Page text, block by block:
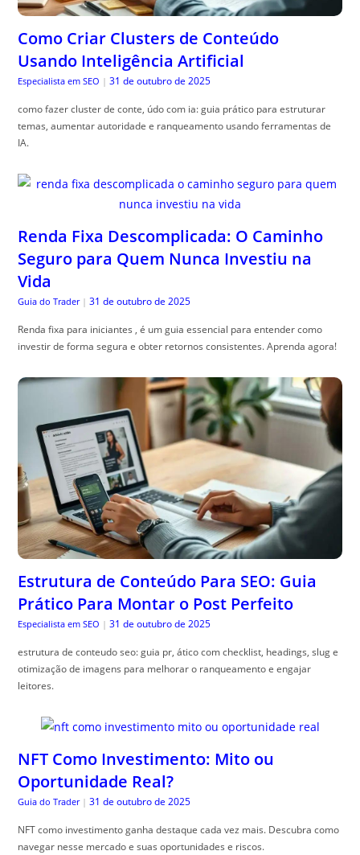
Como Criar Clusters de Conteúdo
Usando Inteligência Artificial
Especialista em SEO | 31 de outubro de 2025
como fazer cluster de conte, údo com ia: guia prático para estruturar
temas, aumentar autoridade e ranqueamento usando ferramentas de
IA.
Renda Fixa Descomplicada: O Caminho
Seguro para Quem Nunca Investiu na
Vida
Guia do Trader | 31 de outubro de 2025
Renda fixa para iniciantes , é um guia essencial para entender como
investir de forma segura e obter retornos consistentes. Aprenda agora!
Estrutura de Conteúdo Para SEO: Guia
Prático Para Montar o Post Perfeito
Especialista em SEO | 31 de outubro de 2025
estrutura de conteudo seo: guia pr, ático com checklist, headings, slug e
otimização de imagens para melhorar o ranqueamento e engajar
leitores.
NFT Como Investimento: Mito ou
Oportunidade Real?
Guia do Trader | 31 de outubro de 2025
NFT como investimento ganha destaque cada vez mais. Descubra como
navegar nesse mercado e suas oportunidades e riscos.